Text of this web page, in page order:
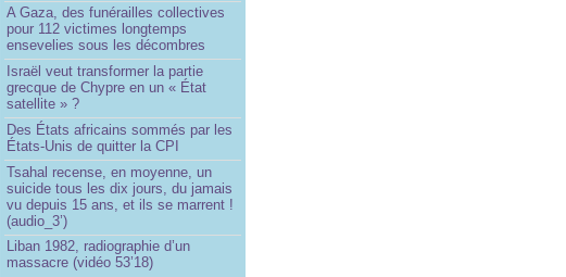
A Gaza, des funérailles collectives
pour 112 victimes longtemps
ensevelies sous les décombres
Israël veut transformer la partie
grecque de Chypre en un « État
satellite » ?
Des États africains sommés par les
États-Unis de quitter la CPI
Tsahal recense, en moyenne, un
suicide tous les dix jours, du jamais
vu depuis 15 ans, et ils se marrent !
(audio_3’)
Liban 1982, radiographie d’un
massacre (vidéo 53’18)